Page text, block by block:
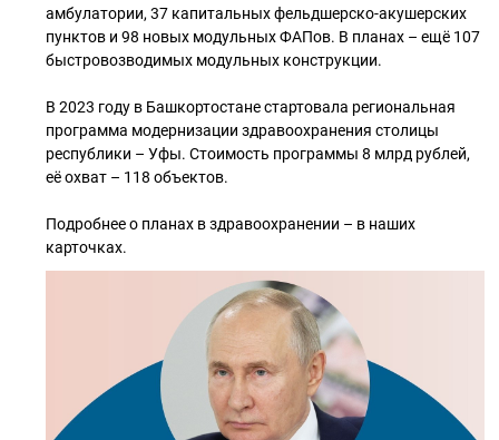
амбулатории, 37 капитальных фельдшерско-акушерских
пунктов и 98 новых модульных ФАПов. В планах – ещё 107
быстровозводимых модульных конструкции.
В 2023 году в Башкортостане стартовала региональная
программа модернизации здравоохранения столицы
республики – Уфы. Стоимость программы 8 млрд рублей,
её охват – 118 объектов.
Подробнее о планах в здравоохранении – в наших
карточках.